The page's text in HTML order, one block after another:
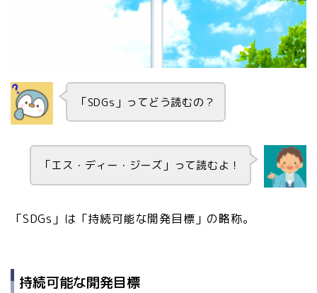
「SDGs」ってどう読むの？
「エス・ディー・ジーズ」って読むよ！
「SDGs」は「持続可能な開発目標」の略称。
持続可能な開発目標